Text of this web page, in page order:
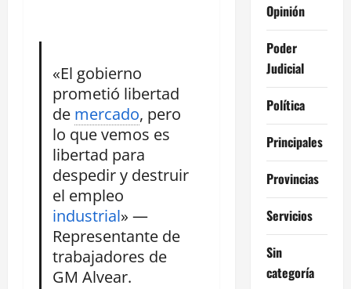
«El gobierno
prometió libertad
de mercado, pero
lo que vemos es
libertad para
despedir y destruir
el empleo
industrial» —
Representante de
trabajadores de
GM Alvear.
Opinión
Poder
Judicial
Política
Principales
Provincias
Servicios
Sin
categoría